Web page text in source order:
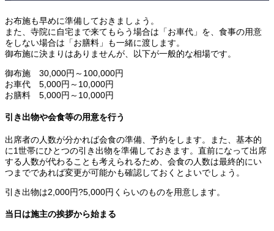
お布施も早めに準備しておきましょう。
また、寺院に自宅まで来てもらう場合は「お車代」を、食事の用意
をしない場合は「お膳料」も一緒に渡します。
御布施に決まりはありませんが、以下が一般的な相場です。
御布施 30,000円～100,000円
お車代 5,000円～10,000円
お膳料 5,000円～10,000円
引き出物や会食等の用意を行う
出席者の人数が分かれば会食の準備、予約をします。また、基本的
に1世帯にひとつの引き出物を準備しておきます。直前になって出席
する人数が代わることも考えられるため、会食の人数は最終的にい
つまでであれば変更が可能かも確認しておくとよいでしょう。
引き出物は2,000円?5,000円くらいのものを用意します。
当日は施主の挨拶から始まる